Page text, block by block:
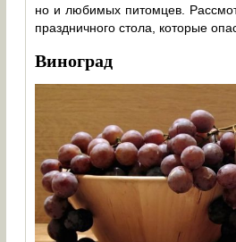
но и любимых питомцев.
праздничного стола, которые
Виноград